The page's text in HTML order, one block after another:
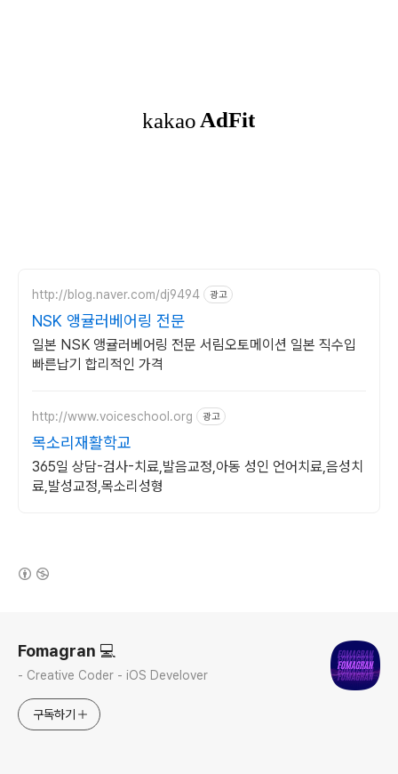
http://blog.naver.com/dj9494 광고
NSK 앵귤러베어링 전문
일본 NSK 앵귤러베어링 전문 서림오토메이션 일본 직수입
빠른납기 합리적인 가격
http://www.voiceschool.org 광고
목소리재활학교
365일 상담-검사-치료,발음교정,아동 성인 언어치료,음성치
료,발성교정,목소리성형
Fomagran 💻
- Creative Coder - iOS Develover
구독하기